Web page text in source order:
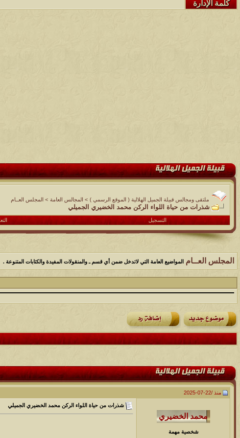
كلمة الإدارة
ملتقى ومجالس قبيلة الجميل الهلالية ( الموقع الرسمي ) > المجالس العامة > المجلس العــام
شذرات من حياة اللواء الركن محمد الخضيري الجميلي
التسجيل
المجلس العــام المواضيع العامة التي لاتدخل ضمن أي قسم ـ والمنقولات المفيدة والكتابات المتنوعة .
منذ /22-07-2025
شخصية مهمة
شذرات من حياة اللواء الركن محمد الخضيري الجميلي